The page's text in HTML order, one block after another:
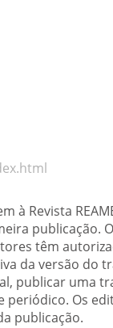
Revista
publicação.
têm
da versão do
publicar uma
Os
publicação.